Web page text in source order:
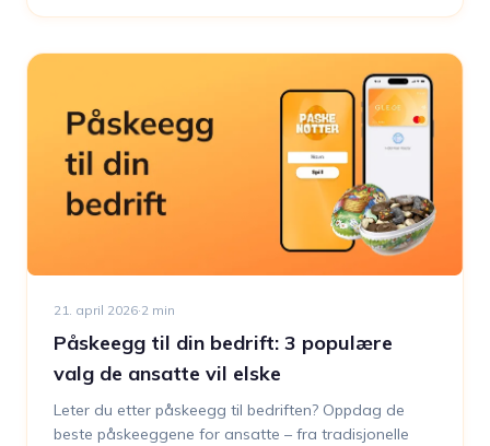
21. april 2026·2 min
Påskeegg til din bedrift: 3 populære
valg de ansatte vil elske
Leter du etter påskeegg til bedriften? Oppdag de
beste påskeeggene for ansatte – fra tradisjonelle